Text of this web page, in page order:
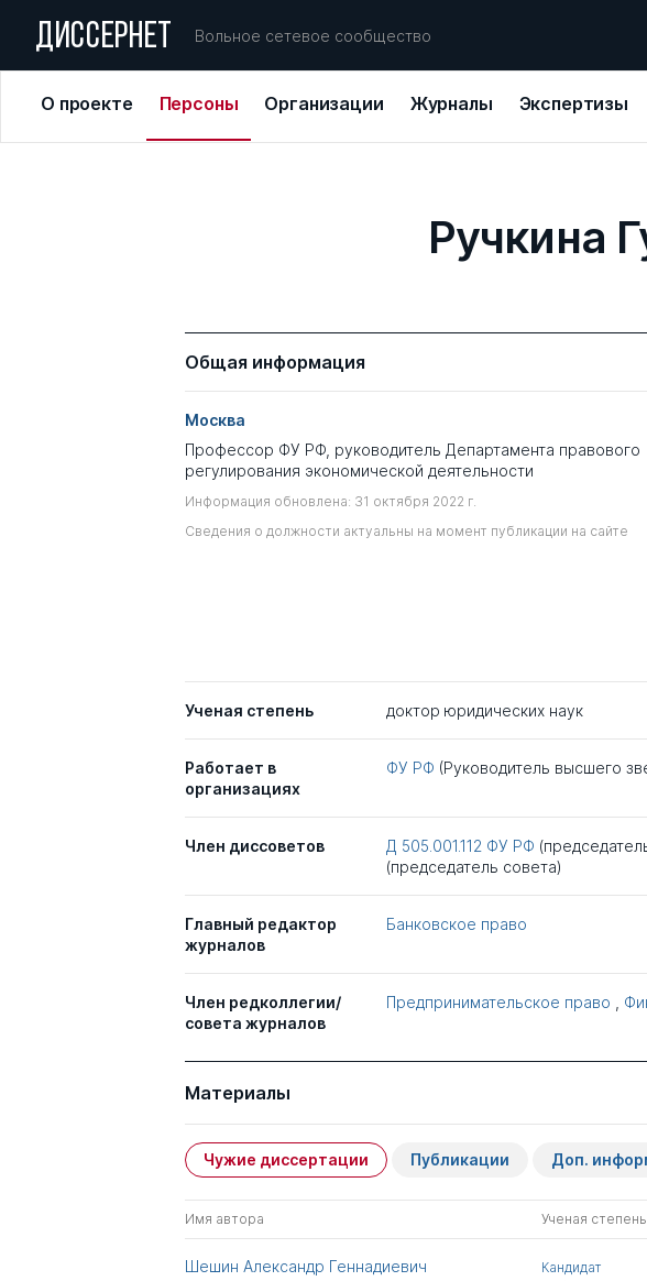
ДИССЕРНЕТ Вольное сетевое сообщество
О проекте Персоны Организации Журналы Экспертизы
Ручкина
Общая информация
Москва
Профессор ФУ РФ, руководитель Департамента правового
регулирования экономической деятельности
Информация обновлена: 31 октября 2022 г.
Сведения о должности актуальны на момент публикации на сайте
Ученая степень доктор юридических наук
Работает в
организациях
ФУ РФ (Руководитель высшего
Член диссоветов Д 505.001.112 ФУ РФ
(председатель совета)
Главный редактор
журналов
Банковское право
Член редколлегии/
совета журналов
Предпринимательское право
Материалы
Чужие диссертации Публикации Доп.
Имя автора Ученая степень
Шешин Александр Геннадиевич
Кандидат